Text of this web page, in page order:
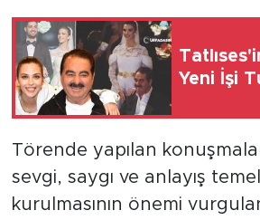
Yeni İşi
Törende yapılan
sevgi, saygı ve anlayış
kurulmasının önemi